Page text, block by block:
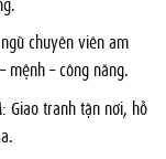
chuyên viên am
mệnh – công năng.
: Giao tranh tận nơi, hỗ